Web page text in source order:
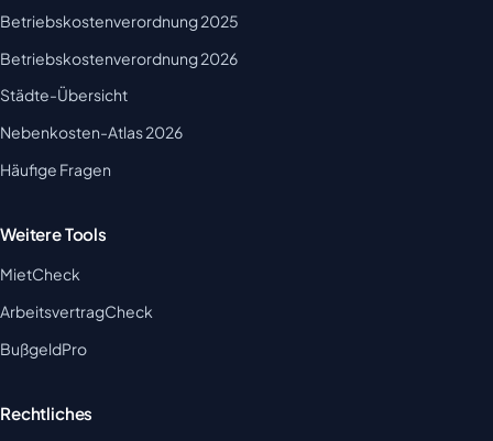
Betriebskostenverordnung 2025
Betriebskostenverordnung 2026
Städte-Übersicht
Nebenkosten-Atlas 2026
Häufige Fragen
Weitere Tools
MietCheck
ArbeitsvertragCheck
BußgeldPro
Rechtliches